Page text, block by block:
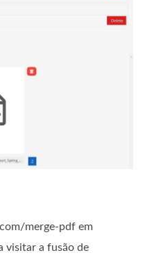
merge-pdf em
visitar a fusão de